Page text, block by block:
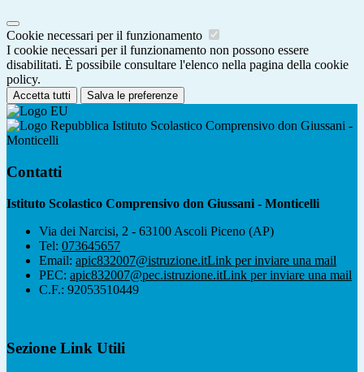
Cookie necessari per il funzionamento
I cookie necessari per il funzionamento non possono essere
disabilitati. È possibile consultare l'elenco nella pagina della cookie
policy.
Accetta tutti Salva le preferenze
Istituto Scolastico Comprensivo don Giussani -
Monticelli
Contatti
Istituto Scolastico Comprensivo don Giussani - Monticelli
Via dei Narcisi, 2 - 63100 Ascoli Piceno (AP)
Tel: 073645657
Email: apic832007@istruzione.itLink per inviare una mail
PEC: apic832007@pec.istruzione.itLink per inviare una mail
C.F.: 92053510449
Sezione Link Utili